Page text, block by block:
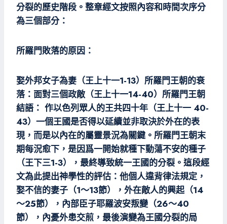
分裂的歷史階段。整章經文按照內容和時間次序分
為三個部分：
所羅門敗落的原因：
娶外邦女子為妻（王上十一1-13）所羅門王朝的衰
落：面對三個政敵（王上十一14-40）所羅門王朝
結語： 作以色列眾人的王共四十年（王上十一 40-
43）一個王國是否得以延續並非取決於外在的表
現，而是以內在的屬靈景況為關鍵。所羅門王朝末
期每況愈下，是因爲一開始就種下動蕩不安的種子
（王下三1-3），最終導致統一王國的分裂。這段經
文為此提出神學性的評估：他個人違背律法規定，
娶不信的妻子（1～13節），外在敵人的興起（14
～25節），內部臣子耶羅波安叛變（26～40
節），內憂外患交煎，最後演變為王國分裂的局